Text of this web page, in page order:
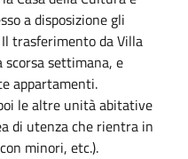
a disposizione gli
trasferimento da Villa
scorsa settimana, e
appartamenti.
le altre unità abitative
di utenza che rientra in
minori, etc.).